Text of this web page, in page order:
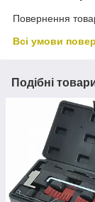
Повернення
Всі умови
Подібні